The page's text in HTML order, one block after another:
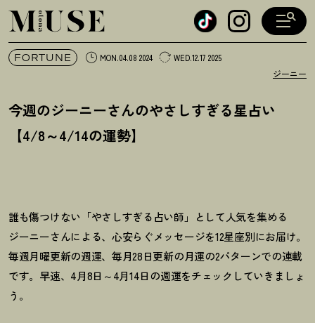
オトナミューズ ウェブ
FORTUNE MON.04.08 2024 WED.12.17 2025
ジーニー
今週のジーニーさんのやさしすぎる星占い
【4/8～4/14の運勢】
誰も傷つけない「やさしすぎる占い師」として人気を集める
ジーニーさんによる、心安らぐメッセージを12星座別にお届け。
毎週月曜更新の週運、毎月28日更新の月運の2パターンでの連載
です。早速、4月8日～4月14日の週運をチェックしていきましょ
う。